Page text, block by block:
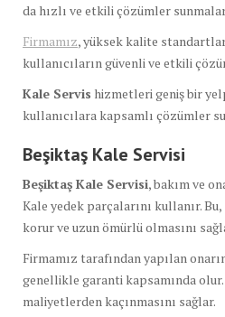
da hızlı ve etkili çözümler
Firmamız, yüksek kalite
kullanıcıların güvenli ve etkili
Kale Servis hizmetleri geniş bir
kullanıcılara kapsamlı çözümler
Beşiktaş Kale Servisi
Beşiktaş Kale Servisi, bakım ve
Kale yedek parçalarını kullanır.
korur ve uzun ömürlü olmasını
Firmamız tarafından yapılan
genellikle garanti kapsamında
maliyetlerden kaçınmasını sağlar.